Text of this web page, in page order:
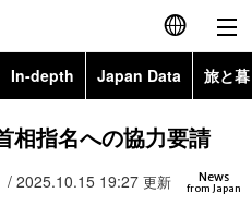
English
简体字
繁體字
In-depth Japan Data 旅と
Topics
Images
相指名への協力要請
News
from Japan
/ 2025.10.15 19:27 更新